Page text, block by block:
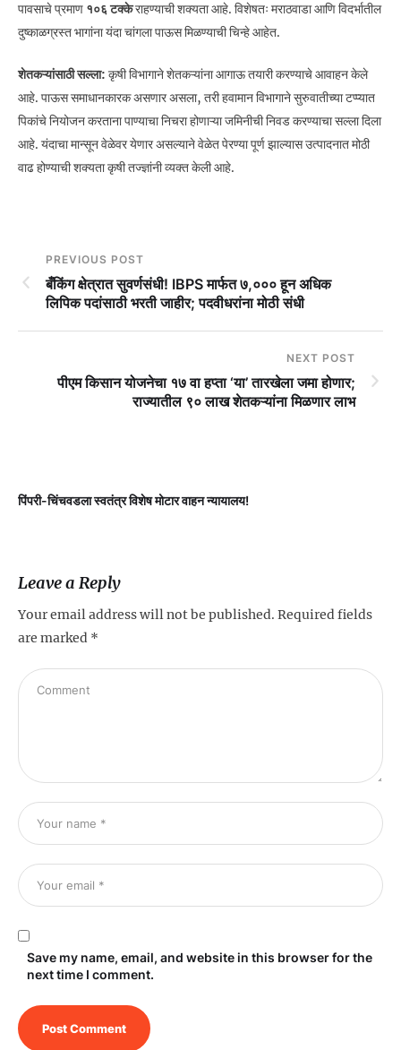
पावसाचे प्रमाण १०६ टक्केराहण्याची शक्यता आहे. विशेषतः मराठवाडा आणि विदर्भातील
दुष्काळग्रस्त भागांना यंदा चांगला पाऊस मिळण्याची चिन्हे आहेत.
शेतकऱ्यांसाठी सल्ला: कृषी विभागाने शेतकऱ्यांना आगाऊ तयारी करण्याचे आवाहन केले
आहे. पाऊस समाधानकारक असणार असला, तरी हवामान विभागाने सुरुवातीच्या टप्प्यात
पिकांचे नियोजन करताना पाण्याचा निचरा होणाऱ्या जमिनीची निवड करण्याचा सल्ला दिला
आहे. यंदाचा मान्सून वेळेवर येणार असल्याने वेळेत पेरण्या पूर्ण झाल्यास उत्पादनात मोठी
वाढ होण्याची शक्यता कृषी तज्ज्ञांनी व्यक्त केली आहे.
PREVIOUS POST
बँकिंग क्षेत्रात सुवर्णसंधी! IBPS मार्फत ७,००० हून अधिक
लिपिक पदांसाठी भरती जाहीर; पदवीधरांना मोठी संधी
NEXT POST
पीएम किसान योजनेचा १७ वा हप्ता ‘या’ तारखेला जमा होणार;
राज्यातील ९० लाख शेतकऱ्यांना मिळणार लाभ
पिंपरी-चिंचवडला स्वतंत्र विशेष मोटार वाहन न्यायालय!
Leave a Reply
Your email address will not be published. Required fields
are marked *
Save my name, email, and website in this browser for the
next time I comment.